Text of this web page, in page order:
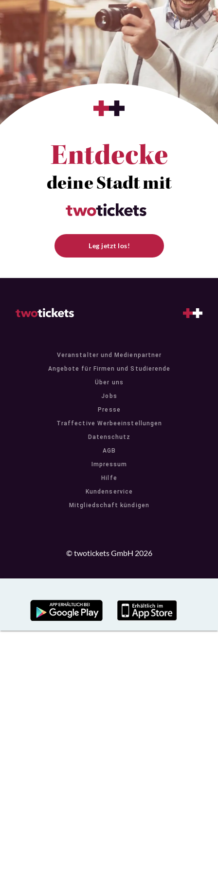
Entdecke
deine Stadt mit
Leg jetzt los!
Veranstalter und Medienpartner
Angebote für Firmen und Studierende
Über uns
Jobs
Presse
Traffective Werbeeinstellungen
Datenschutz
AGB
Impressum
Hilfe
Kundenservice
Mitgliedschaft kündigen
© twotickets GmbH 2026